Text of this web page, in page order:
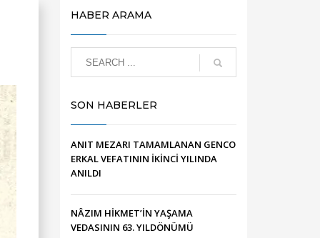
HABER ARAMA
SON HABERLER
ANIT MEZARI TAMAMLANAN GENCO
ERKAL VEFATININ İKİNCİ YILINDA
ANILDI
NÂZIM HİKMET’İN YAŞAMA
VEDASININ 63. YILDÖNÜMÜ